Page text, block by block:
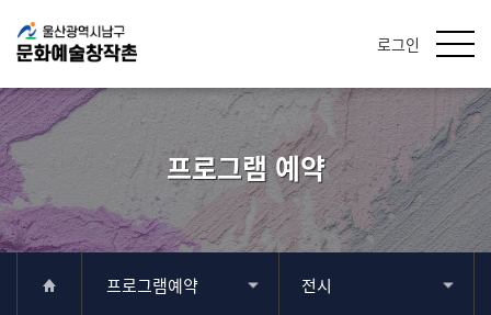
로그인
프로그램 예약
프로그램예약 전시